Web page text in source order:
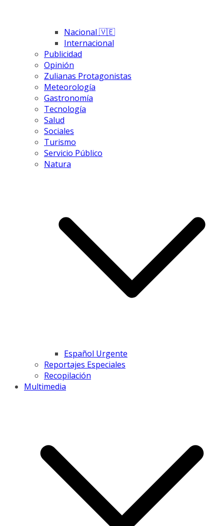
Nacional 🇻🇪
Internacional
Publicidad
Opinión
Zulianas Protagonistas
Meteorología
Gastronomía
Tecnología
Salud
Sociales
Turismo
Servicio Público
Natura
Español Urgente
Reportajes Especiales
Recopilación
Multimedia